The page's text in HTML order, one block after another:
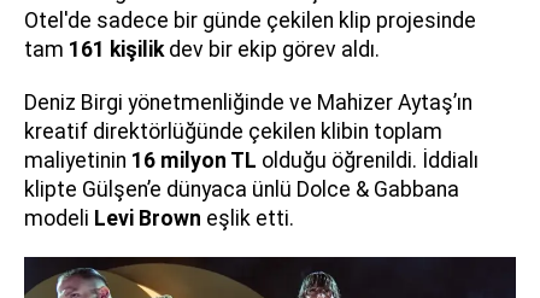
Otel'de sadece bir günde çekilen klip projesinde
tam 161 kişilikdev bir ekip görev aldı.
Deniz Birgi yönetmenliğinde ve Mahizer Aytaş’ın
kreatif direktörlüğünde çekilen klibin toplam
maliyetinin 16 milyon TL olduğu öğrenildi. İddialı
klipte Gülşen’e dünyaca ünlü Dolce & Gabbana
modeli Levi Brown eşlik etti.